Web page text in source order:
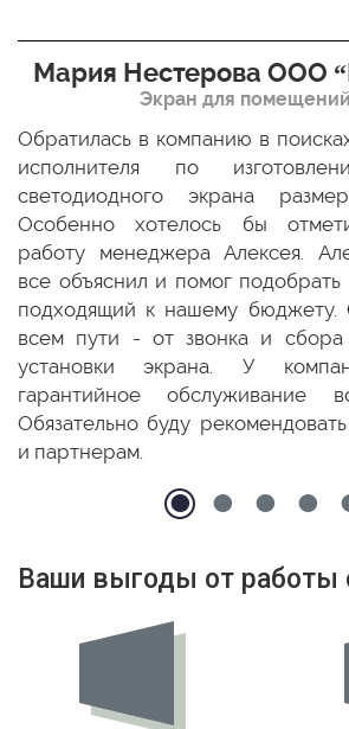
Мария Нестерова ООО
Экран для
Обратилась в компанию в
исполнителя по
светодиодного экрана
Особенно хотелось бы
работу менеджера Алексея.
все объяснил и помог
подходящий к нашему бюджету.
всем пути - от звонка и
установки экрана. У
гарантийное обслуживание
Обязательно буду
и партнерам.
Ваши выгоды от работы